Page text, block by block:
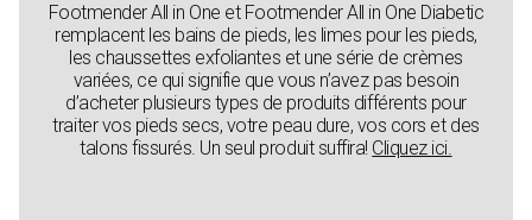
Footmender All in One et Footmender All in One Diabetic
remplacent les bains de pieds, les limes pour les pieds,
les chaussettes exfoliantes et une série de crèmes
variées, ce qui signifie que vous n’avez pas besoin
d’acheter plusieurs types de produits différents pour
traiter vos pieds secs, votre peau dure, vos cors et des
talons fissurés. Un seul produit suffira! Cliquez ici.